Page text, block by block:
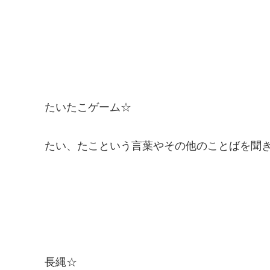
たいたこゲーム☆
たい、たこという言葉やその他のことばを聞
長縄☆